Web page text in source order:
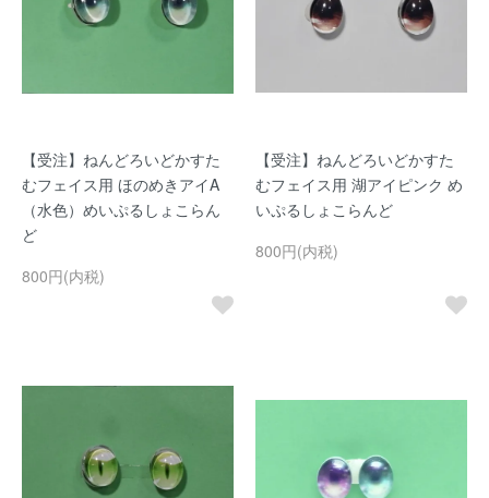
【受注】ねんどろいどかすた
むフェイス用 ほのめきアイA
（水色）めいぷるしょこらん
ど
800円(内税)
【受注】ねんどろいどかすた
むフェイス用 湖アイピンク め
いぷるしょこらんど
800円(内税)